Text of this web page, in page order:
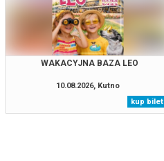
WAKACYJNA BAZA LEO
10.08.2026, Kutno
kup bilet